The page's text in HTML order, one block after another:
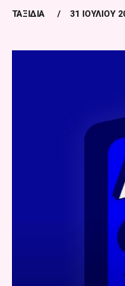
ΤΑΞΊΔΙΑ 31 ΙΟΥΛΊΟΥ